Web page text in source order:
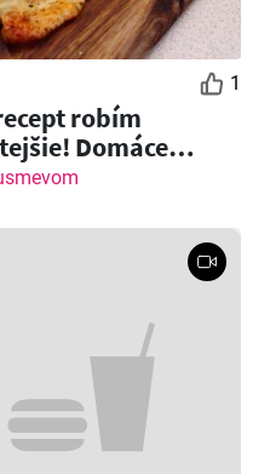
Zostáva dní: 5
COOP Jednota leták
1
robím
Domáce
slaninou a syrom